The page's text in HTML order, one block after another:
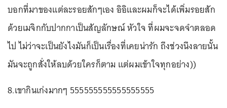
บอกที่มาของแต่ละรอยสักๆเอง อิอิและผมก็จะได้เพิ่มรอยสัก
ด้วยเมจิกกับปากกาเป็นสัญลักษณ์ หัวใจ ที่ผมจะจดจำตลอด
ไป ไม่ว่าจะเป็นยังไงมันก็เป็นเรื่องที่เคยน่ารัก ถึงช่วงนึงลายนั้น
มันจะถูกสั่งให้ลบด้วยใครก็ตาม แต่ผมเข้าใจทุกอย่าง))
8.เขากินเก่งมากๆ 555555555555555555